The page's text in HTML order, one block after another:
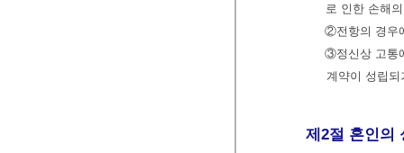
로 인한 손해
②전항의 경우
③정신상 고통
계약이 성립
제2절 혼인의